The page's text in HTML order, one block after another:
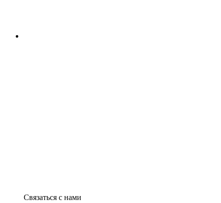
Связаться с нами